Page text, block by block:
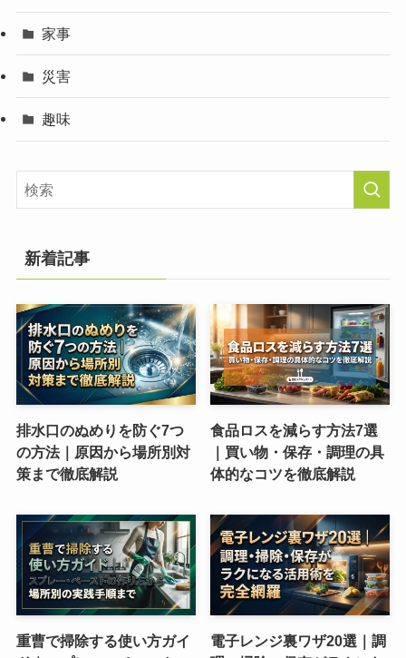
家事
災害
趣味
新着記事
排水口のぬめりを防ぐ7つ
の方法｜原因から場所別対
策まで徹底解説
食品ロスを減らす方法7選
｜買い物・保存・調理の具
体的なコツを徹底解説
重曹で掃除する使い方ガイ
電子レンジ裏ワザ20選｜調